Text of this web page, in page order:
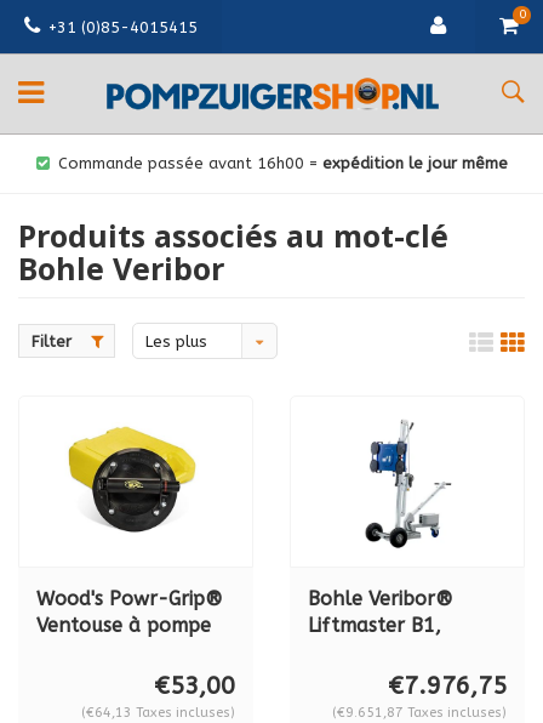
+31 (0)85-4015415
0
Commande passée avant 16h00 = expédition le jour même
Produits associés au mot-clé
Bohle Veribor
Filter
Les plus
Wood's Powr-Grip®
Ventouse à pompe
€53,00
(€64,13 Taxes incluses)
Bohle Veribor®
Liftmaster B1,
avec 2 systèmes de
vide Liftmaster BO
€7.976,75
(€9.651,87 Taxes incluses)